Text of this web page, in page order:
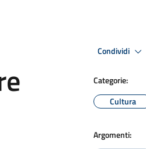
Condividi
Categorie:
Cultura
Argomenti: